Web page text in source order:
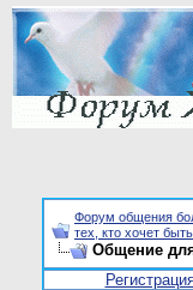
Форум общения
тех, кто хочет
Общение